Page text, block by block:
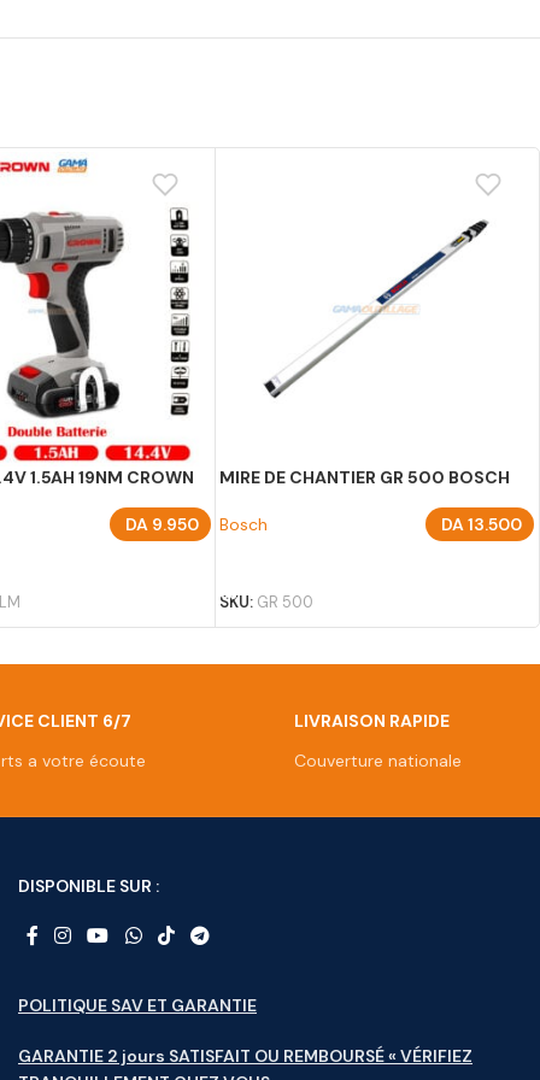
1.5AH 19NM CROWN
DA9.950
MIRE DE CHANTIER GR 500 BOSCH
Bosch DA13.500
SKU: GR 500
CLIENT 6/7
a votre écoute
LIVRAISON RAPIDE
Couverture nationale
DISPONIBLE SUR :
POLITIQUE SAV ET GARANTIE
GARANTIE 2 jours SATISFAIT OU REMBOURSÉ « VÉRIFIEZ